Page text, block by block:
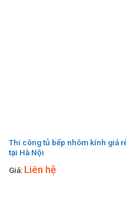
Thi công tủ bếp nhôm kính giá
tại Hà Nội
Giá: Liên hệ